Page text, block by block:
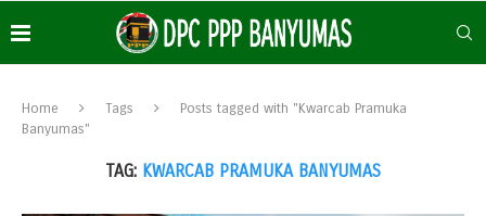
Home Tags
Posts tagged with "Kwarcab Pramuka
Banyumas"
TAG: KWARCAB PRAMUKA BANYUMAS